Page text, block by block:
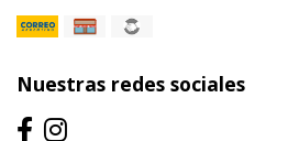
Nuestras redes sociales